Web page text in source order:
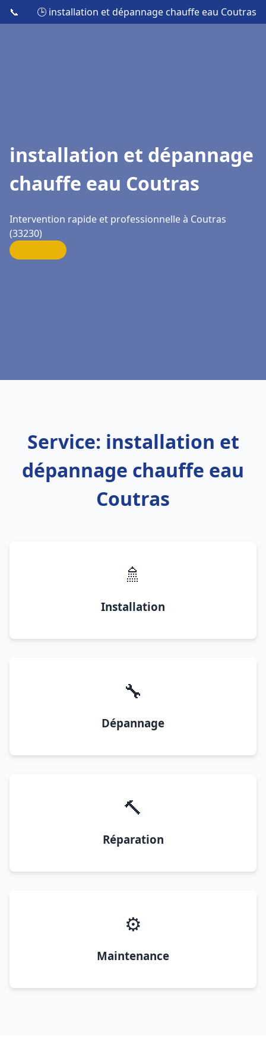
📞 🕒 installation et dépannage chauffe eau Coutras
installation et dépannage
chauffe eau Coutras
Intervention rapide et professionnelle à Coutras
(33230)
Service: installation et
dépannage chauffe eau
Coutras
🚿
Installation
🔧
Dépannage
🔨
Réparation
⚙️
Maintenance